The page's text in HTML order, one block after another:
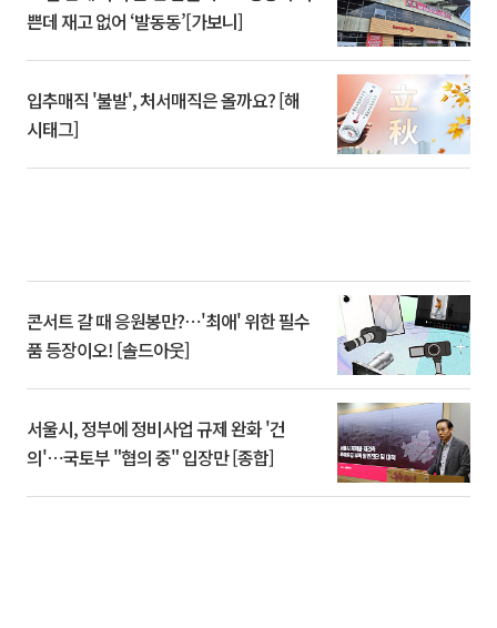
쁜데 재고 없어 ‘발동동’[가보니]
입추매직 '불발', 처서매직은 올까요? [해
시태그]
콘서트 갈 때 응원봉만?⋯'최애' 위한 필수
품 등장이오! [솔드아웃]
서울시, 정부에 정비사업 규제 완화 '건
의'⋯국토부 "협의 중" 입장만 [종합]